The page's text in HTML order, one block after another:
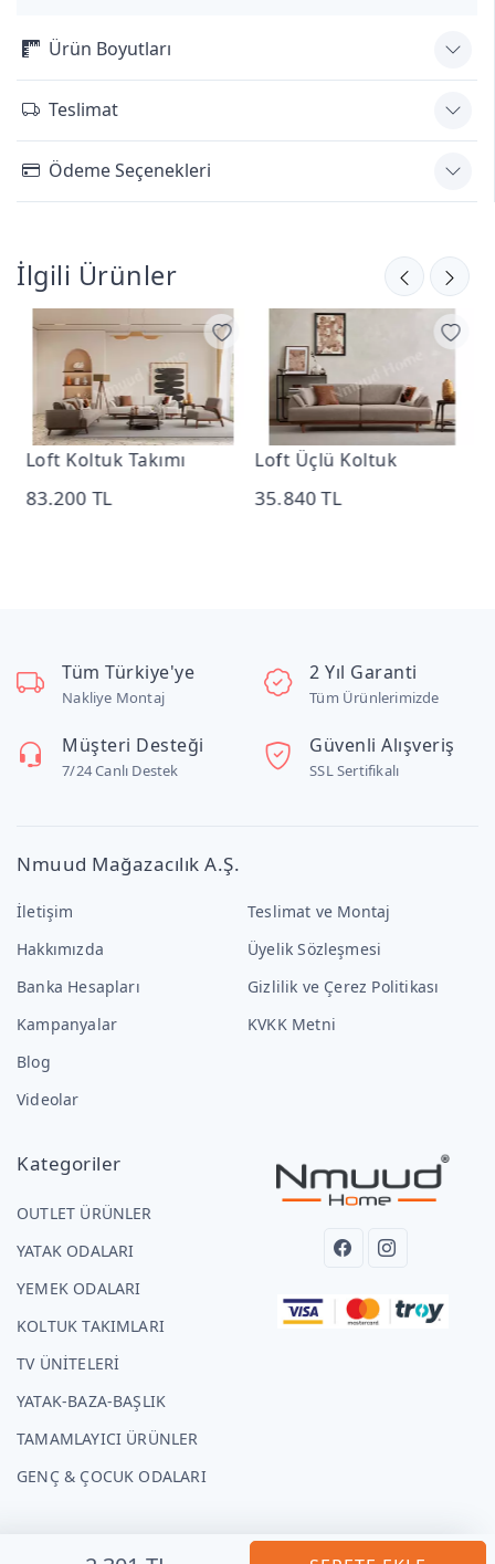
Ürün Boyutları
Teslimat
Ödeme Seçenekleri
İlgili Ürünler
Loft Koltuk Takımı
83.200 TL
Loft Üçlü Koltuk
35.840 TL
Tüm Türkiye'ye
Nakliye Montaj
2 Yıl Garanti
Tüm Ürünlerimizde
Müşteri Desteği
7/24 Canlı Destek
Güvenli Alışveriş
SSL Sertifikalı
Nmuud Mağazacılık A.Ş.
İletişim
Hakkımızda
Banka Hesapları
Kampanyalar
Blog
Videolar
Teslimat ve Montaj
Üyelik Sözleşmesi
Gizlilik ve Çerez Politikası
KVKK Metni
Kategoriler
OUTLET ÜRÜNLER
YATAK ODALARI
YEMEK ODALARI
KOLTUK TAKIMLARI
TV ÜNİTELERİ
YATAK-BAZA-BAŞLIK
TAMAMLAYICI ÜRÜNLER
GENÇ & ÇOCUK ODALARI